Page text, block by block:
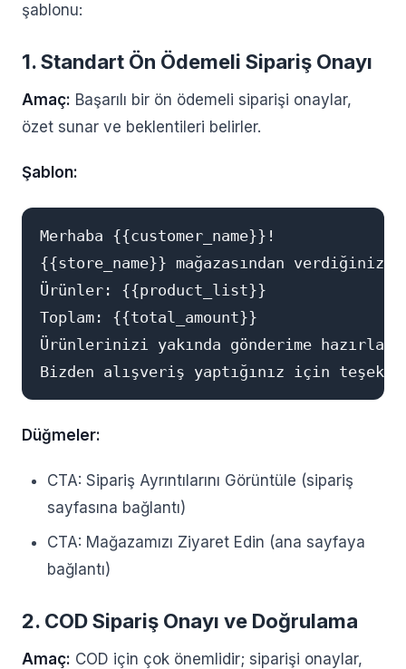
şablonu:
1. Standart Ön Ödemeli Sipariş Onayı
Amaç: Başarılı bir ön ödemeli siparişi onaylar,
özet sunar ve beklentileri belirler.
Şablon:
Merhaba {{customer_name}}!
{{store_name}} mağazasından
Ürünler: {{product_list}}
Toplam: {{total_amount}}
Ürünlerinizi yakında gönderime
Düğmeler:
CTA: Sipariş Ayrıntılarını Görüntüle (sipariş
sayfasına bağlantı)
CTA: Mağazamızı Ziyaret Edin (ana sayfaya
bağlantı)
2. COD Sipariş Onayı ve Doğrulama
Amaç: COD için çok önemlidir; siparişi onaylar,